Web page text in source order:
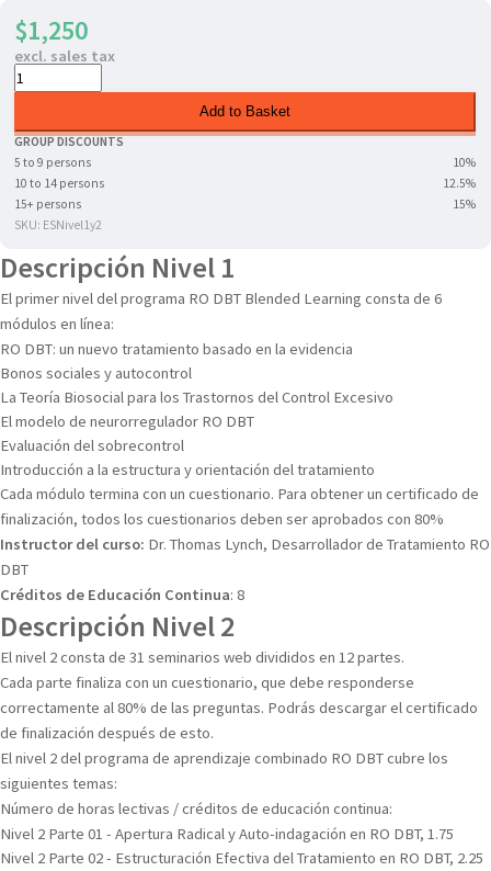
$1,250
excl. sales tax
Add to Basket
GROUP DISCOUNTS
5 to 9 persons
10%
10 to 14 persons
12.5%
15+ persons
15%
SKU: ESNivel1y2
Descripción Nivel 1
El primer nivel del programa RO DBT Blended Learning consta de 6
módulos en línea:
RO DBT: un nuevo tratamiento basado en la evidencia
Bonos sociales y autocontrol
La Teoría Biosocial para los Trastornos del Control Excesivo
El modelo de neurorregulador RO DBT
Evaluación del sobrecontrol
Introducción a la estructura y orientación del tratamiento
Cada módulo termina con un cuestionario. Para obtener un certificado de
finalización, todos los cuestionarios deben ser aprobados con 80%
Instructor del curso: Dr. Thomas Lynch, Desarrollador de Tratamiento RO
DBT
Créditos de Educación Continua: 8
Descripción Nivel 2
El nivel 2 consta de 31 seminarios web divididos en 12 partes.
Cada parte finaliza con un cuestionario, que debe responderse
correctamente al 80% de las preguntas. Podrás descargar el certificado
de finalización después de esto.
El nivel 2 del programa de aprendizaje combinado RO DBT cubre los
siguientes temas:
Número de horas lectivas / créditos de educación continua:
Nivel 2 Parte 01 - Apertura Radical y Auto-indagación en RO DBT, 1.75
Nivel 2 Parte 02 - Estructuración Efectiva del Tratamiento en RO DBT, 2.25